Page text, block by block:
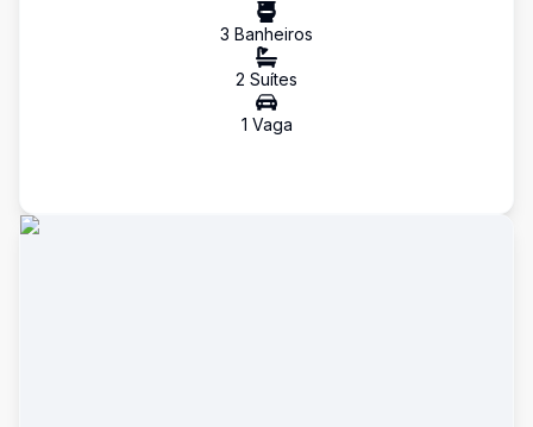
3 Banheiros
2 Suítes
1 Vaga